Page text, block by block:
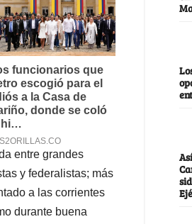
entre grandes
y federalistas; más
a las corrientes
durante buena